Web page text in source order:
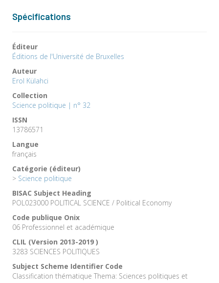
Spécifications
Éditeur
Éditions de l'Université de Bruxelles
Auteur
Erol Külahci
Collection
Science politique | n° 32
ISSN
13786571
Langue
français
Catégorie (éditeur)
> Science politique
BISAC Subject Heading
POL023000 POLITICAL SCIENCE / Political Economy
Code publique Onix
06 Professionnel et académique
CLIL (Version 2013-2019 )
3283 SCIENCES POLITIQUES
Subject Scheme Identifier Code
Classification thématique Thema: Sciences politiques et